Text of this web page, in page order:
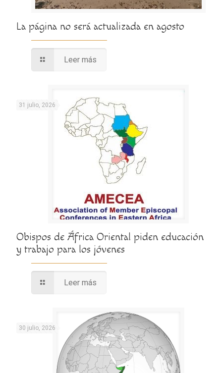
La página no será actualizada en agosto
Leer más
31 julio, 2026
Obispos de África Oriental piden educación
y trabajo para los jóvenes
Leer más
30 julio, 2026